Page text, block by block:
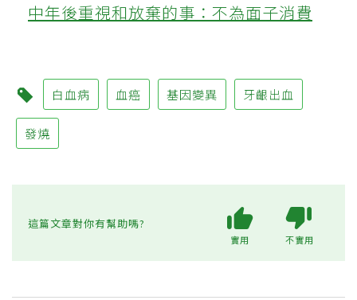
中年後重視和放棄的事：不為面子消費
白血病 血癌 基因變異 牙齦出血
發燒
這篇文章對你有幫助嗎?
實用 不實用